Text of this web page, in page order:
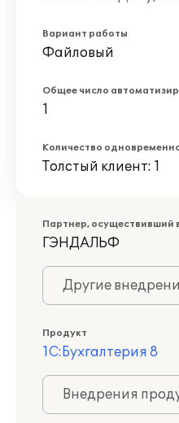
Вариант работы
Файловый
Общее число
1
Количество
Толстый клиент: 1
Партнер, осуществивший
ГЭНДАЛЬФ
Другие
Продукт
1С:Бухгалтерия 8
Внедрения